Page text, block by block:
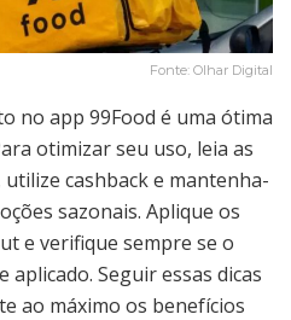
Fonte: Olhar Digital
no app 99Food é uma ótima
otimizar seu uso, leia as
utilize cashback e mantenha-
sazonais. Aplique os
e verifique sempre se o
Seguir essas dicas
ao máximo os benefícios